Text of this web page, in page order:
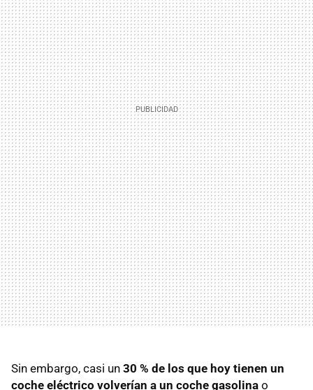
Sin embargo, casi un 30 % de los que hoy tienen un
coche eléctrico volverían a un coche gasolina o